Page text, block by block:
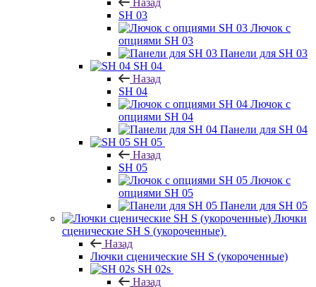
Назад
SH 03
Лючок с
опциями SH 03
Панели для SH 03
SH 04
Назад
SH 04
Лючок с
опциями SH 04
Панели для SH 04
SH 05
Назад
SH 05
Лючок с
опциями SH 05
Панели для SH 05
Лючки
сценические SH S (укороченные)
Назад
Лючки сценические SH S (укороченные)
SH 02s
Назад